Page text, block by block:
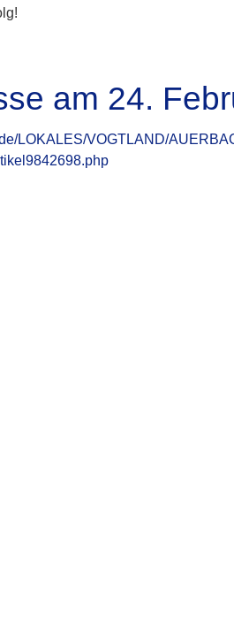
am 24.
LOKALES/VOGTLAND/